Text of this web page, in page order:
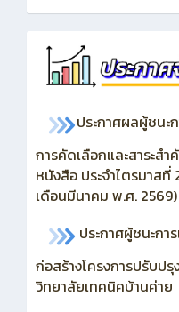
ประกาศผลผู้ชนะ
การคัดเลือกและสาระ
หนังสือ ประจำไตรมาส
เดือนมีนาคม พ.ศ. 2569)
ประกาศผู้ชนะกา
ก่อสร้างโครงการปรับป
วิทยาลัยเทคนิคบ้านค่าย